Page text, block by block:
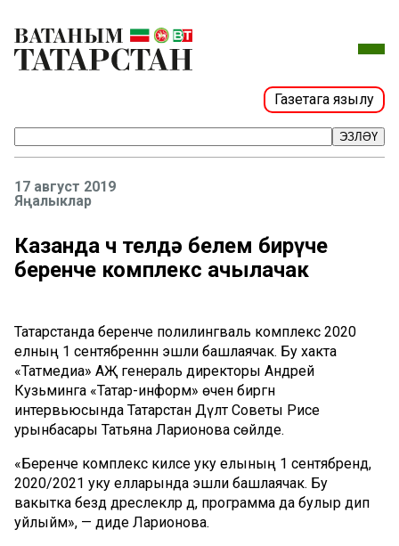
Газетага язылу
ЭЗЛӘҮ
17 август 2019
Яңалыклар
Казанда өч телдә белем бирүче
беренче комплекс ачылачак
Татарстанда беренче полилингваль комплекс 2020
елның 1 сентябреннән эшли башлаячак. Бу хакта
«Татмедиа» АҖ генераль директоры Андрей
Кузьминга «Татар-информ» өчен биргән
интервьюсында Татарстан Дәүләт Советы Рәисе
урынбасары Татьяна Ларионова сөйләде.
«Беренче комплекс киләсе уку елының 1 сентябрендә,
2020/2021 уку елларында эшли башлаячак. Бу
вакытка бездә дәреслекләр дә, программа да булыр дип
уйлыйм», — диде Ларионова.